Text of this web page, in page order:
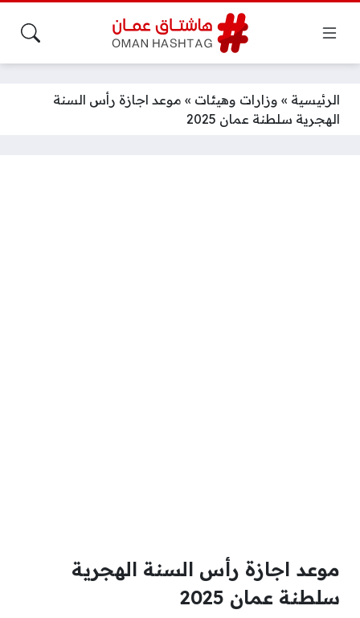
الرئيسية » وزارات وهيئات » موعد اجازة رأس السنة
الهجرية سلطنة عمان 2025
موعد اجازة رأس السنة الهجرية
سلطنة عمان 2025